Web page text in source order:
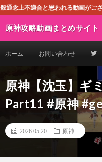
れる動画がございましたら、
原神攻略動画まとめサイト
ホーム お問い合わせ
原神【沈玉】ギ
Part11 #原神
2026.05.20 原神